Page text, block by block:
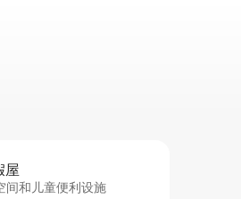
屋
间和儿童便利设施